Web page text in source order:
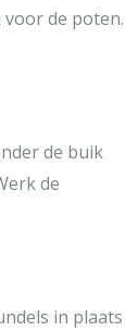
de poten.
de buik
de
in plaats